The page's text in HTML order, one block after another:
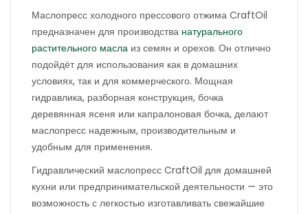
Маслопресс холодного прессового отжима CraftOil
предназначен для производства натурального
растительного масла из семян и орехов. Он отлично
подойдёт для использования как в домашних
условиях, так и для коммерческого. Мощная
гидравлика, разборная конструкция, бочка
деревянная ясеня или капралоновая бочка, делают
маслопресс надежным, производительным и
удобным для применения.
Гидравлический маслопресс CraftOil для домашней
кухни или предпринимательской деятельности — это
возможность с легкостью изготавливать свежайшие